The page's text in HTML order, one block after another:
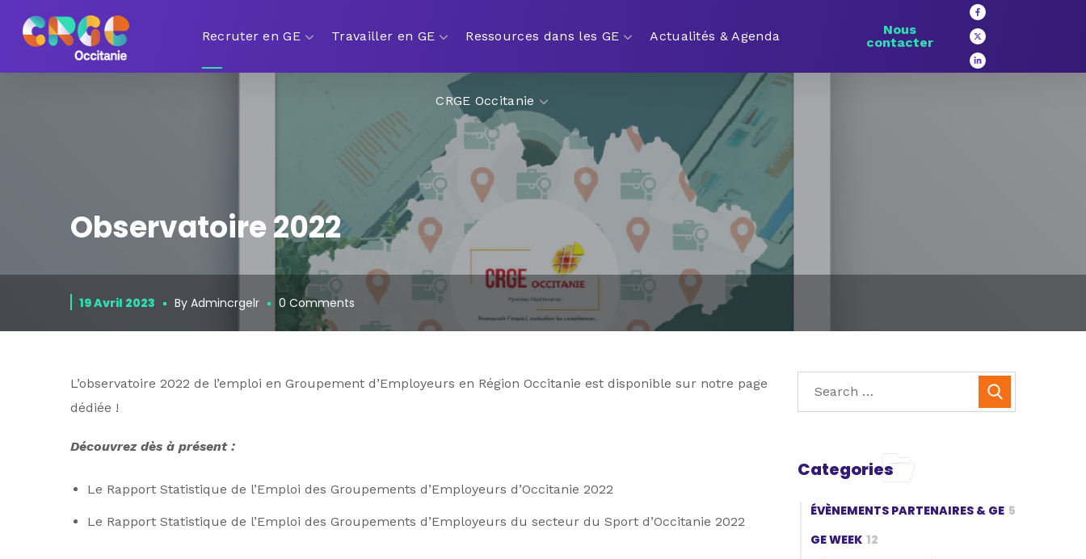
Recruter en GE Travailler en GE Ressources dans les GE Actualités & Agenda
CRGE Occitanie
Nous
contacter
Observatoire 2022
19 Avril 2023 By Admincrgelr 0 Comments
L’observatoire 2022 de l’emploi en Groupement d’Employeurs en Région Occitanie est disponible sur notre page
dédiée !
Découvrez dès à présent :
Le Rapport Statistique de l’Emploi des Groupements d’Employeurs d’Occitanie 2022
Le Rapport Statistique de l’Emploi des Groupements d’Employeurs du secteur du Sport d’Occitanie 2022
Categories
ÉVÈNEMENTS PARTENAIRES & GE 5
GE WEEK 12